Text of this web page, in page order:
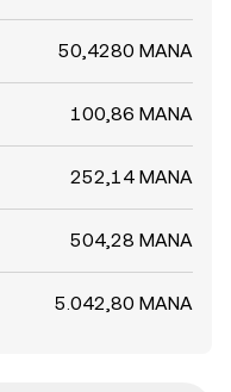
50,4280 MANA
100,86 MANA
252,14 MANA
504,28 MANA
5.042,80 MANA